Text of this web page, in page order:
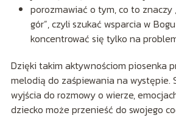
porozmawiać o tym, co to znaczy
gór”, czyli szukać wsparcia w
koncentrować się tylko na
Dzięki takim aktywnościom piosenka
melodią do zaśpiewania na występie.
wyjścia do rozmowy o wierze,
dziecko może przenieść do swojego